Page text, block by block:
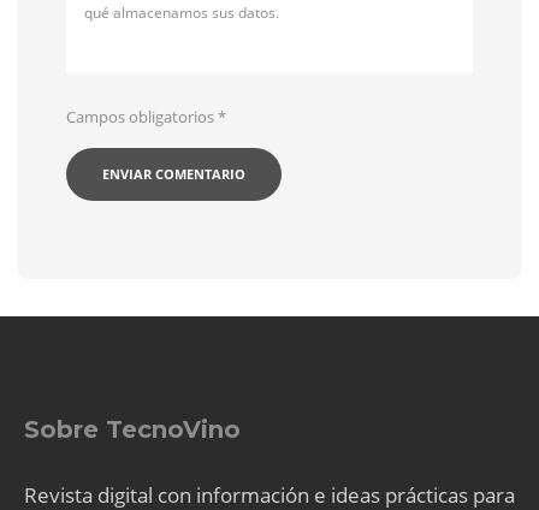
qué almacenamos sus datos.
Campos obligatorios*
Sobre TecnoVino
Revista digital con información e ideas prácticas para